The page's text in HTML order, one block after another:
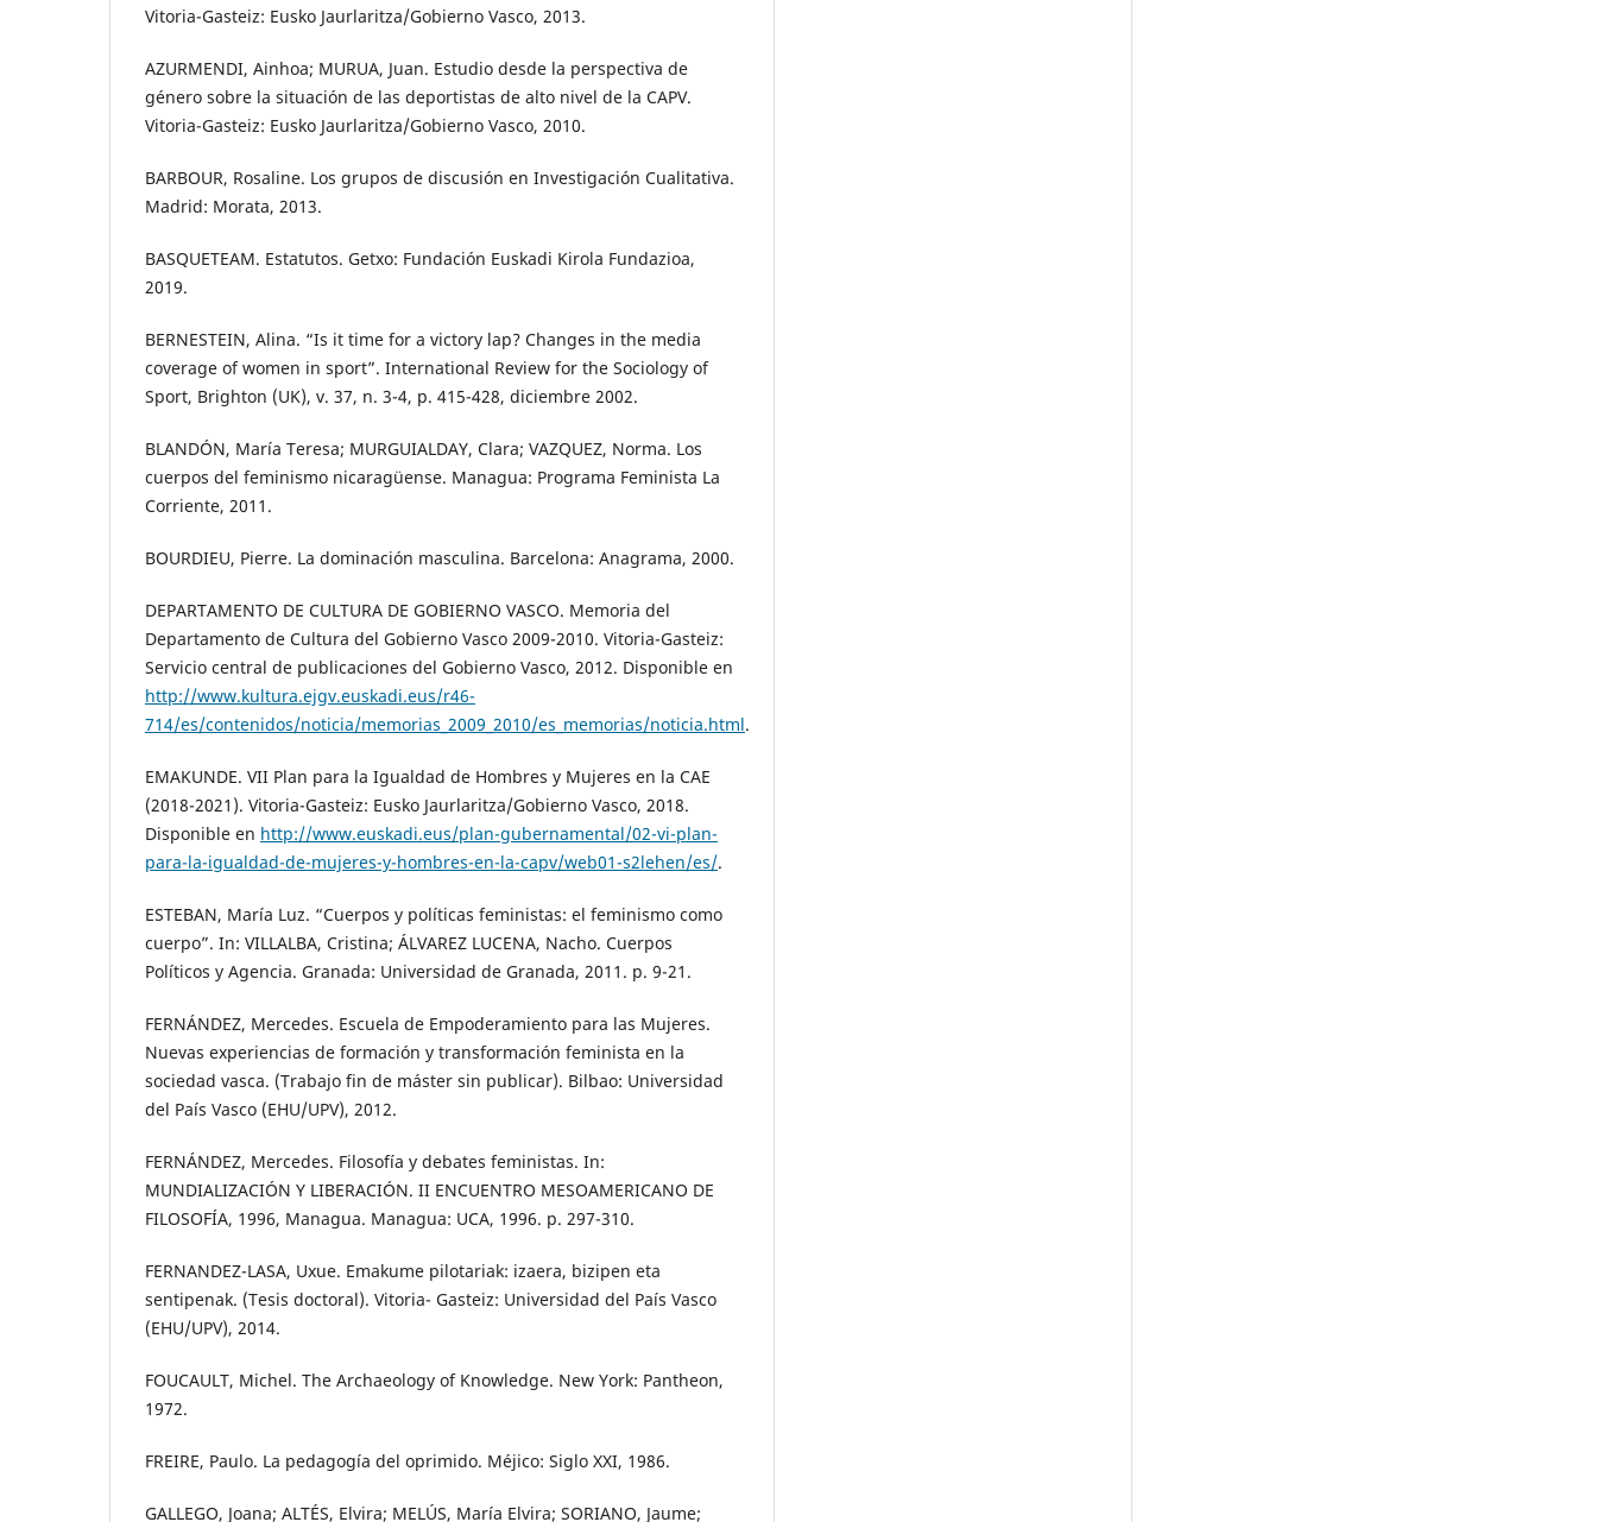
Vitoria-Gasteiz: Eusko Jaurlaritza/Gobierno Vasco, 2013.
AZURMENDI, Ainhoa; MURUA, Juan. Estudio desde la perspectiva de
género sobre la situación de las deportistas de alto nivel de la CAPV.
Vitoria-Gasteiz: Eusko Jaurlaritza/Gobierno Vasco, 2010.
BARBOUR, Rosaline. Los grupos de discusión en Investigación Cualitativa.
Madrid: Morata, 2013.
BASQUETEAM. Estatutos. Getxo: Fundación Euskadi Kirola Fundazioa,
2019.
BERNESTEIN, Alina. “Is it time for a victory lap? Changes in the media
coverage of women in sport”. International Review for the Sociology of
Sport, Brighton (UK), v. 37, n. 3-4, p. 415-428, diciembre 2002.
BLANDÓN, María Teresa; MURGUIALDAY, Clara; VAZQUEZ, Norma. Los
cuerpos del feminismo nicaragüense. Managua: Programa Feminista La
Corriente, 2011.
BOURDIEU, Pierre. La dominación masculina. Barcelona: Anagrama, 2000.
DEPARTAMENTO DE CULTURA DE GOBIERNO VASCO. Memoria del
Departamento de Cultura del Gobierno Vasco 2009-2010. Vitoria-Gasteiz:
Servicio central de publicaciones del Gobierno Vasco, 2012. Disponible en
http://www.kultura.ejgv.euskadi.eus/r46-
714/es/contenidos/noticia/memorias_2009_2010/es_memorias/noticia.html.
EMAKUNDE. VII Plan para la Igualdad de Hombres y Mujeres en la CAE
(2018-2021). Vitoria-Gasteiz: Eusko Jaurlaritza/Gobierno Vasco, 2018.
Disponible en http://www.euskadi.eus/plan-gubernamental/02-vi-plan-
para-la-igualdad-de-mujeres-y-hombres-en-la-capv/web01-s2lehen/es/.
ESTEBAN, María Luz. “Cuerpos y políticas feministas: el feminismo como
cuerpo”. In: VILLALBA, Cristina; ÁLVAREZ LUCENA, Nacho. Cuerpos
Políticos y Agencia. Granada: Universidad de Granada, 2011. p. 9-21.
FERNÁNDEZ, Mercedes. Escuela de Empoderamiento para las Mujeres.
Nuevas experiencias de formación y transformación feminista en la
sociedad vasca. (Trabajo fin de máster sin publicar). Bilbao: Universidad
del País Vasco (EHU/UPV), 2012.
FERNÁNDEZ, Mercedes. Filosofía y debates feministas. In:
MUNDIALIZACIÓN Y LIBERACIÓN. II ENCUENTRO MESOAMERICANO DE
FILOSOFÍA, 1996, Managua. Managua: UCA, 1996. p. 297-310.
FERNANDEZ-LASA, Uxue. Emakume pilotariak: izaera, bizipen eta
sentipenak. (Tesis doctoral). Vitoria- Gasteiz: Universidad del País Vasco
(EHU/UPV), 2014.
FOUCAULT, Michel. The Archaeology of Knowledge. New York: Pantheon,
1972.
FREIRE, Paulo. La pedagogía del oprimido. Méjico: Siglo XXI, 1986.
GALLEGO, Joana; ALTÉS, Elvira; MELÚS, María Elvira; SORIANO, Jaume;